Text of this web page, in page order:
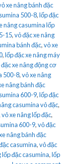
xe nâng bánh đặc
500-8,lốp đặc
nâng casumina lốp
15,vỏ đặc xe nâng
bánh đặc,vỏ xe
,lốp đặc xe nâng máy
xe nâng động cơ
500-8,vỏ xe nâng
nâng bánh đặc
600-9,lốp đặc
casumina vỏ đặc,
vỏ xe nâng lốp đặc,
600-9,vỏ đặc
nâng bánh đặc
casumina,vỏ đặc
lốp đặc casumina,lốp